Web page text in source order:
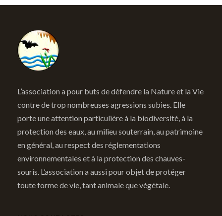
L’association a pour buts de défendre la Nature et la Vie
contre de trop nombreuses agressions subies. Elle
porte une attention particulière à la biodiversité, à la
protection des eaux, au milieu souterrain, au patrimoine
en général, au respect des réglementations
environnementales et à la protection des chauves-
souris. L’association a aussi pour objet de protéger
toute forme de vie, tant animale que végétale.